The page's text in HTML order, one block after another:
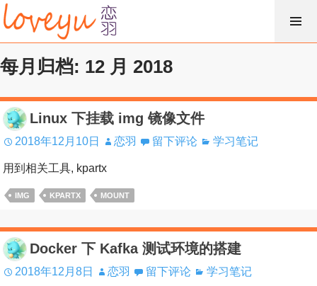
跳
过
内
容
每月归档: 12 月 2018
Linux 下挂载 img 镜像文件
2018年12月10日 恋羽 留下评论 学习笔记
用到相关工具, kpartx
IMG KPARTX MOUNT
Docker 下 Kafka 测试环境的搭建
2018年12月8日 恋羽 留下评论 学习笔记